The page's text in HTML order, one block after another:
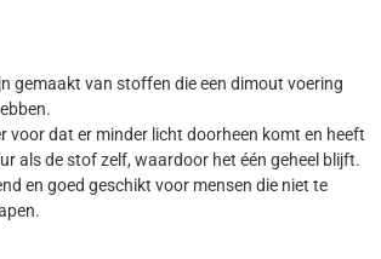
gemaakt van stoffen die een dimout voering
voor dat er minder licht doorheen komt en heeft
als de stof zelf, waardoor het één geheel blijft.
en goed geschikt voor mensen die niet te